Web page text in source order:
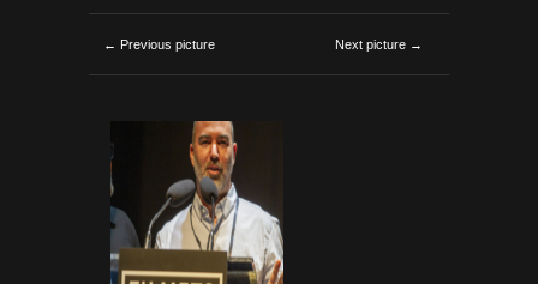
← Previous picture Next picture →